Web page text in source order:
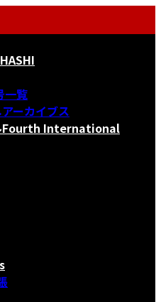
一覧
ーカイブス
Fourth International